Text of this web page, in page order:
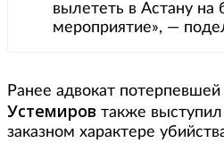
вылететь в Астану на
мероприятие», —
Ранее адвокат
Устемиров также
заказном характере